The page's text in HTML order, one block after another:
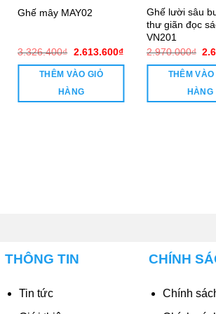
Ghế mây MAY02
3.326.400₫ Giá
là:
3.326.400₫.
2.613.600₫Giá
THÊM VÀO GIỎ
HÀNG
Ghế lười sâu
thư giãn đọc
VN201
2.970.000₫
là:
THÊM VÀO
HÀNG
THÔNG TIN
Tin tức
CHÍNH
Chính